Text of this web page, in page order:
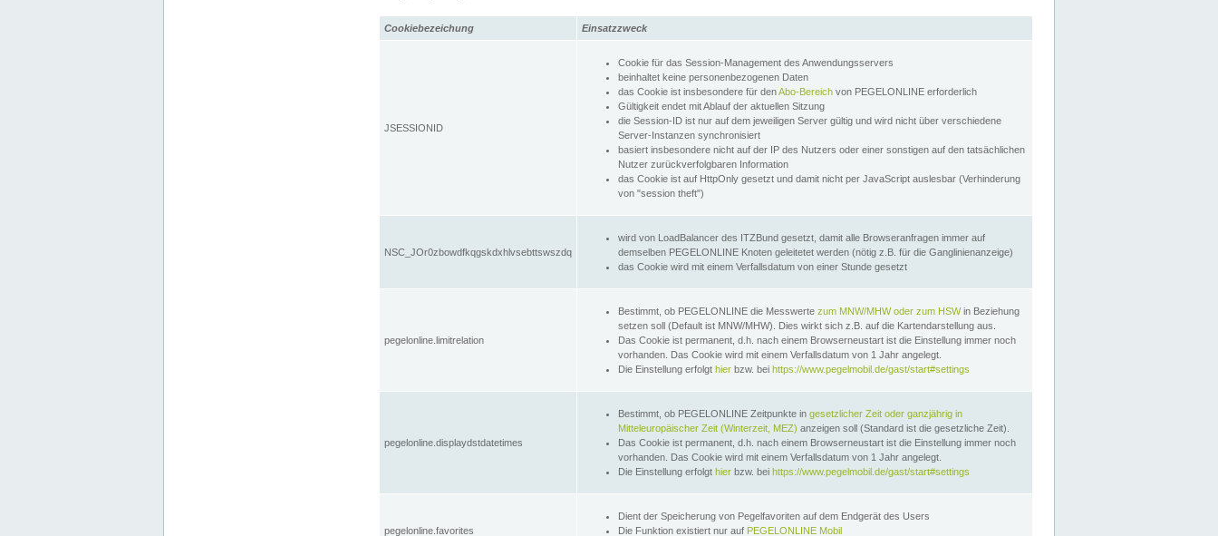
Cookiebezeichung Einsatzzweck
JSESSIONID
Cookie für das Session-Management des Anwendungsservers
beinhaltet keine personenbezogenen Daten
das Cookie ist insbesondere für denAbo-Bereich von PEGELONLINE erforderlich
Gültigkeit endet mit Ablauf der aktuellen Sitzung
die Session-ID ist nur auf dem jeweiligen Server gültig und wird nicht über verschiedene
Server-Instanzen synchronisiert
basiert insbesondere nicht auf der IP des Nutzers oder einer sonstigen auf den tatsächlichen
Nutzer zurückverfolgbaren Information
das Cookie ist auf HttpOnly gesetzt und damit nicht per JavaScript auslesbar (Verhinderung
von "session theft")
NSC_JOr0zbowdfkqgskdxhlvsebttswszdq
wird von LoadBalancer des ITZBund gesetzt, damit alle Browseranfragen immer auf
demselben PEGELONLINE Knoten geleitetet werden (nötig z.B. für die Ganglinienanzeige)
das Cookie wird mit einem Verfallsdatum von einer Stunde gesetzt
pegelonline.limitrelation
Bestimmt, ob PEGELONLINE die Messwerte zum MNW/MHW oder zum HSWin Beziehung
setzen soll (Default ist MNW/MHW). Dies wirkt sich z.B. auf die Kartendarstellung aus.
Das Cookie ist permanent, d.h. nach einem Browserneustart ist die Einstellung immer noch
vorhanden. Das Cookie wird mit einem Verfallsdatum von 1 Jahr angelegt.
Die Einstellung erfolgt hier bzw. bei https://www.pegelmobil.de/gast/start#settings
pegelonline.displaydstdatetimes
Bestimmt, ob PEGELONLINE Zeitpunkte in gesetzlicher Zeit oder ganzjährig in
Mitteleuropäischer Zeit (Winterzeit, MEZ) anzeigen soll (Standard ist die gesetzliche Zeit).
Das Cookie ist permanent, d.h. nach einem Browserneustart ist die Einstellung immer noch
vorhanden. Das Cookie wird mit einem Verfallsdatum von 1 Jahr angelegt.
Die Einstellung erfolgt hier bzw. bei https://www.pegelmobil.de/gast/start#settings
pegelonline.favorites
Dient der Speicherung von Pegelfavoriten auf dem Endgerät des Users
Die Funktion existiert nur auf PEGELONLINE Mobil